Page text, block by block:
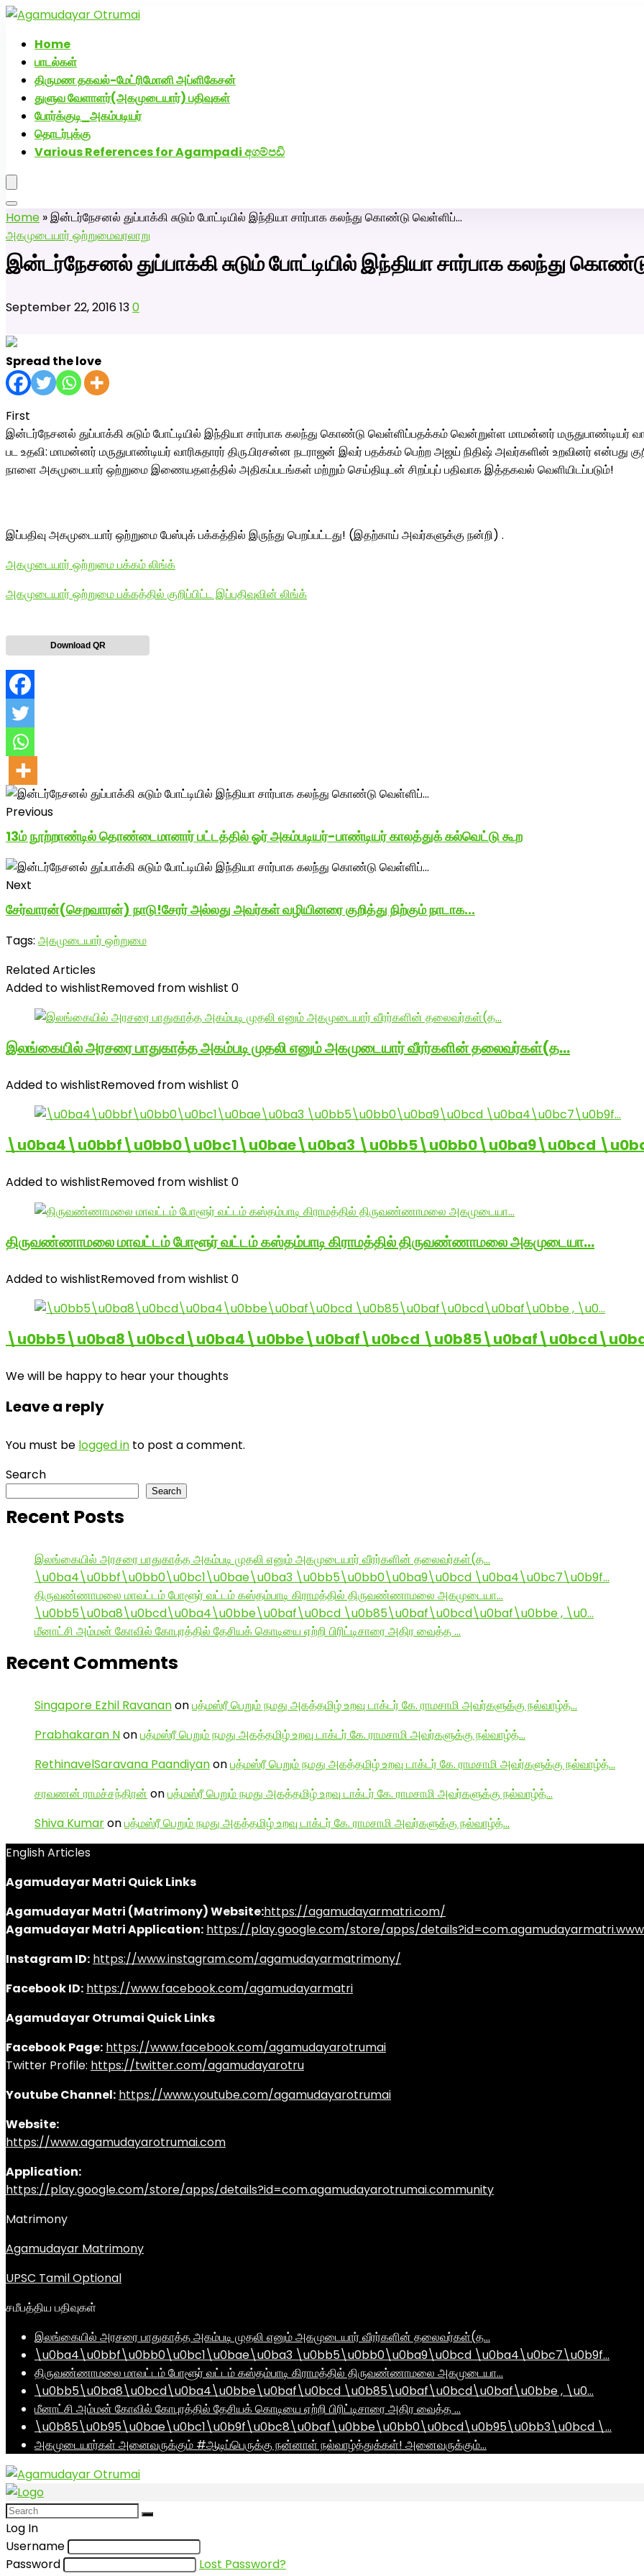
Home
பாடல்கள்
திருமண தகவல்-மேட்ரிமோனி அப்ளிகேசன்
துளுவ வேளாளர்(அகமுடையார்) பதிவுகள்
போர்க்குடி_அகம்படியர்
தொடர்புக்கு
Various References for Agampadi අගම්පඩි
Home »இன்டர்நேசனல் துப்பாக்கி சுடும் போட்டியில் இந்தியா சார்பாக கலந்து கொண்டு வெள்ளிப்…
அகமுடையார் ஒற்றுமைவரலாறு
இன்டர்நேசனல் துப்பாக்கி சுடும் போட்டியில் இந்தியா சார்பாக கலந்து
September 22, 2016130
Spread the love
First
இன்டர்நேசனல் துப்பாக்கி சுடும் போட்டியில் இந்தியா சார்பாக கலந்து கொண்டு வெள்ளிப்பதக்கம் வென்றுள்ள மாமன்னர் மருதுபாண்டியர்
பட உதவி: மாமன்னர் மருதுபாண்டியர் வாரிசுதாரர் திரு.பிரசன்ன நடராஜன் இவர் பதக்கம் பெற்ற அஜய் நிதிஷ் அவர்களின் உறவினர் என்பது
நாளை அகமுடையார் ஒற்றுமை இணையதளத்தில் அதிகப்படங்கள் மற்றும் செய்தியுடன் சிறப்புப் பதிவாக இத்தகவல் வெளியிடப்படும்!
இப்பதிவு அகமுடையார் ஒற்றுமை பேஸ்புக் பக்கத்தில் இருந்து பெறப்பட்டது! (இதற்காய் அவர்களுக்கு நன்றி) .
அகமுடையார் ஒற்றுமை பக்கம் லிங்க்
அகமுடையார் ஒற்றுமை பக்கத்தில் குறிப்பிட்ட இப்பதிவுவின் லிங்க்
Download QR
Previous
13ம் நூற்றாண்டில் தொண்டைமானார் பட்டத்தில் ஓர் அகம்படியர்-பாண்டியர் காலத்துக் கல்வெட்டு கூற
Next
சேர்வாரன்(செறவாரன்) நாடு!சேரர் அல்லது அவர்கள் வழியினரை குறித்து நிற்கும் நாடாக...
Tags: அகமுடையார் ஒற்றுமை
Related Articles
Added to wishlistRemoved from wishlist 0
இலங்கையில் அரசரை பாதுகாத்த அகம்படி முதலி எனும் அகமுடையார் வீரர்களின் தலைவர்கள்(த…
Added to wishlistRemoved from wishlist 0
\u0ba4\u0bbf\u0bb0\u0bc1\u0bae\u0ba3 \u0bb5\u0bb0\u0ba9\u0bcd
Added to wishlistRemoved from wishlist 0
திருவண்ணாமலை மாவட்டம் போளூர் வட்டம் கஸ்தம்பாடி கிராமத்தில் திருவண்ணாமலை அகமுடையா…
Added to wishlistRemoved from wishlist 0
\u0bb5\u0ba8\u0bcd\u0ba4\u0bbe\u0baf\u0bcd
We will be happy to hear your thoughts
Leave a reply
You must be logged in to post a comment.
Search
Search
Recent Posts
இலங்கையில் அரசரை பாதுகாத்த அகம்படி முதலி எனும் அகமுடையார் வீரர்களின் தலைவர்கள்(த…
\u0ba4\u0bbf\u0bb0\u0bc1\u0bae\u0ba3 \u0bb5\u0bb0\u0ba9\u0bcd \u0ba4\u0bc7\u0b9f…
திருவண்ணாமலை மாவட்டம் போளூர் வட்டம் கஸ்தம்பாடி கிராமத்தில் திருவண்ணாமலை அகமுடையா…
\u0bb5\u0ba8\u0bcd\u0ba4\u0bbe\u0baf\u0bcd \u0b85\u0baf\u0bcd\u0baf\u0bbe , \u0…
மீனாட்சி அம்மன் கோவில் கோபுரத்தில் தேசியக் கொடியை ஏற்றி பிரிட்டிசாரை அதிர வைத்த …
Recent Comments
Singapore Ezhil Ravananonபத்மஸ்ரீ பெறும் நமது அகத்தமிழ் உறவு டாக்டர் கே. ராமசாமி அவர்களுக்கு நல்வாழ்த்…
Prabhakaran Nonபத்மஸ்ரீ பெறும் நமது அகத்தமிழ் உறவு டாக்டர் கே. ராமசாமி அவர்களுக்கு நல்வாழ்த்…
RethinavelSaravana Paandiyanonபத்மஸ்ரீ பெறும் நமது அகத்தமிழ் உறவு டாக்டர் கே. ராமசாமி அவர்களுக்கு நல்வாழ்த்…
சரவணன் ராமச்சந்திரன் onபத்மஸ்ரீ பெறும் நமது அகத்தமிழ் உறவு டாக்டர் கே. ராமசாமி அவர்களுக்கு நல்வாழ்த்…
Shiva Kumaronபத்மஸ்ரீ பெறும் நமது அகத்தமிழ் உறவு டாக்டர் கே. ராமசாமி அவர்களுக்கு நல்வாழ்த்…
English Articles
Agamudayar Matri Quick Links
Agamudayar Matri (Matrimony) Website:https://agamudayarmatri.com/
Agamudayar Matri Application: https://play.google.com/store/apps/details?id=com.agamudayarmatri.www
Instagram ID: https://www.instagram.com/agamudayarmatrimony/
Facebook ID: https://www.facebook.com/agamudayarmatri
Agamudayar Otrumai Quick Links
Facebook Page: https://www.facebook.com/agamudayarotrumai
Twitter Profile: https://twitter.com/agamudayarotru
Youtube Channel: https://www.youtube.com/agamudayarotrumai
Website:
https://www.agamudayarotrumai.com
Application:
https://play.google.com/store/apps/details?id=com.agamudayarotrumai.community
Matrimony
Agamudayar Matrimony
UPSC Tamil Optional
சமீபத்திய பதிவுகள்
இலங்கையில் அரசரை பாதுகாத்த அகம்படி முதலி எனும் அகமுடையார் வீரர்களின் தலைவர்கள்(த…
\u0ba4\u0bbf\u0bb0\u0bc1\u0bae\u0ba3 \u0bb5\u0bb0\u0ba9\u0bcd \u0ba4\u0bc7\u0b9f…
திருவண்ணாமலை மாவட்டம் போளூர் வட்டம் கஸ்தம்பாடி கிராமத்தில் திருவண்ணாமலை அகமுடையா…
\u0bb5\u0ba8\u0bcd\u0ba4\u0bbe\u0baf\u0bcd \u0b85\u0baf\u0bcd\u0baf\u0bbe , \u0…
மீனாட்சி அம்மன் கோவில் கோபுரத்தில் தேசியக் கொடியை ஏற்றி பிரிட்டிசாரை அதிர வைத்த …
\u0b85\u0b95\u0bae\u0bc1\u0b9f\u0bc8\u0baf\u0bbe\u0bb0\u0bcd\u0b95\u0bb3\u0bcd \…
அகமுடையார்கள் அனைவருக்கும் #ஆடிப்பெருக்கு நன்னாள் நல்வாழ்த்துக்கள்! அனைவருக்கும்…
அகமுடையார் திருமண வரன்களுக்கு அகமுடையார்மேட்ரி-பெண் வீட்டாருக்கு 100% இலவச திருமண சேவை! வாட்ஸப் எண்:
Log In
Username
Password
Lost Password?